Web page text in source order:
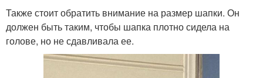
Также стоит обратить внимание на размер шапки. Он
должен быть таким, чтобы шапка плотно сидела на
голове, но не сдавливала ее.